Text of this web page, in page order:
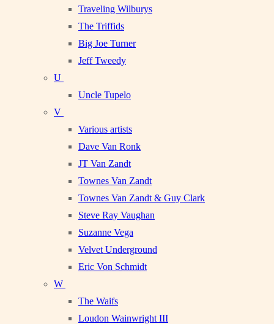
Traveling Wilburys
The Triffids
Big Joe Turner
Jeff Tweedy
U
Uncle Tupelo
V
Various artists
Dave Van Ronk
JT Van Zandt
Townes Van Zandt
Townes Van Zandt & Guy Clark
Steve Ray Vaughan
Suzanne Vega
Velvet Underground
Eric Von Schmidt
W
The Waifs
Loudon Wainwright III